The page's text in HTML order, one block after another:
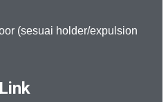
(sesuai holder/expulsion